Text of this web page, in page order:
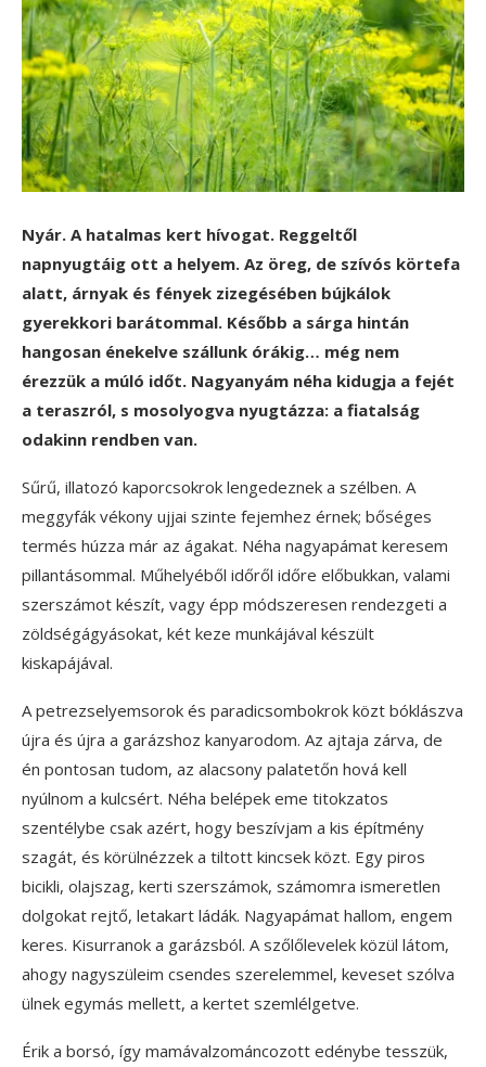
Nyár. A hatalmas kert hívogat. Reggeltől
napnyugtáig ott a helyem. Az öreg, de szívós körtefa
alatt, árnyak és fények zizegésében bújkálok
gyerekkori barátommal. Később a sárga hintán
hangosan énekelve szállunk órákig… még nem
érezzük a múló időt. Nagyanyám néha kidugja a fejét
a teraszról, s mosolyogva nyugtázza: a fiatalság
odakinn rendben van.
Sűrű, illatozó kaporcsokrok lengedeznek a szélben. A
meggyfák vékony ujjai szinte fejemhez érnek; bőséges
termés húzza már az ágakat. Néha nagyapámat keresem
pillantásommal. Műhelyéből időről időre előbukkan, valami
szerszámot készít, vagy épp módszeresen rendezgeti a
zöldségágyásokat, két keze munkájával készült
kiskapájával.
A petrezselyemsorok és paradicsombokrok közt bóklászva
újra és újra a garázshoz kanyarodom. Az ajtaja zárva, de
én pontosan tudom, az alacsony palatetőn hová kell
nyúlnom a kulcsért. Néha belépek eme titokzatos
szentélybe csak azért, hogy beszívjam a kis építmény
szagát, és körülnézzek a tiltott kincsek közt. Egy piros
bicikli, olajszag, kerti szerszámok, számomra ismeretlen
dolgokat rejtő, letakart ládák. Nagyapámat hallom, engem
keres. Kisurranok a garázsból. A szőlőlevelek közül látom,
ahogy nagyszüleim csendes szerelemmel, keveset szólva
ülnek egymás mellett, a kertet szemlélgetve.
Érik a borsó, így mamávalzománcozott edénybe tesszük,